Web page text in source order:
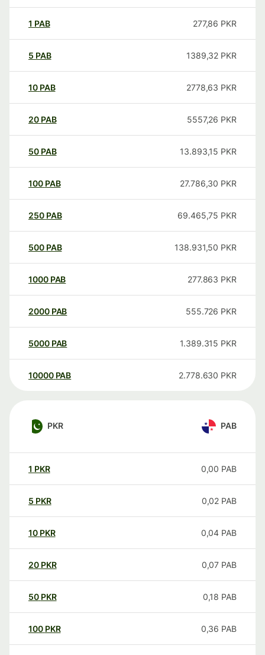
1 PAB 277,86 PKR
5 PAB 1389,32 PKR
10 PAB 2778,63 PKR
20 PAB 5557,26 PKR
50 PAB 13.893,15 PKR
100 PAB 27.786,30 PKR
250 PAB 69.465,75 PKR
500 PAB 138.931,50 PKR
1000 PAB 277.863 PKR
2000 PAB 555.726 PKR
5000 PAB 1.389.315 PKR
10000 PAB 2.778.630 PKR
PKR PAB
1 PKR 0,00 PAB
5 PKR 0,02 PAB
10 PKR 0,04 PAB
20 PKR 0,07 PAB
50 PKR 0,18 PAB
100 PKR 0,36 PAB